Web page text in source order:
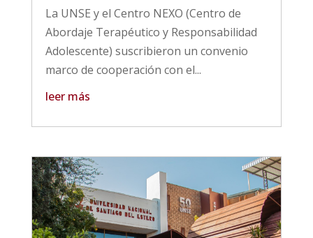
La UNSE y el Centro NEXO (Centro de
Abordaje Terapéutico y Responsabilidad
Adolescente) suscribieron un convenio
marco de cooperación con el...
leer más